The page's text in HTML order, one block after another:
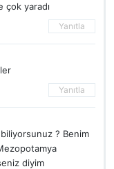
çok yaradı
Yanıtla
Yanıtla
biliyorsunuz ? Benim
diyim